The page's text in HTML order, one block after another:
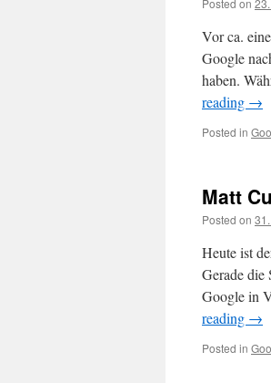
Posted on
Vor ca.
Google
haben.
reading →
Posted in
Matt
Posted on
Heute ist
Gerade die
Google in
reading →
Posted in